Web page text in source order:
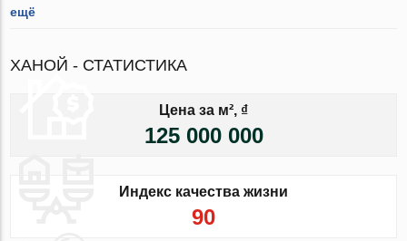
ещё
ХАНОЙ - СТАТИСТИКА
Цена за м², ₫
125 000 000
Индекс качества жизни
90